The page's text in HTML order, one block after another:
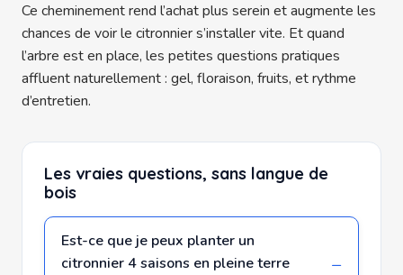
Ce cheminement rend l’achat plus serein et augmente les
chances de voir le citronnier s’installer vite. Et quand
l’arbre est en place, les petites questions pratiques
affluent naturellement : gel, floraison, fruits, et rythme
d’entretien.
Les vraies questions, sans langue de
bois
Est-ce que je peux planter un
citronnier 4 saisons en pleine terre